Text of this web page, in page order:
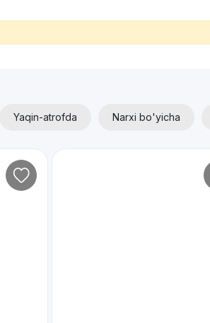
Yaqin-atrofda Narxi bo'yicha